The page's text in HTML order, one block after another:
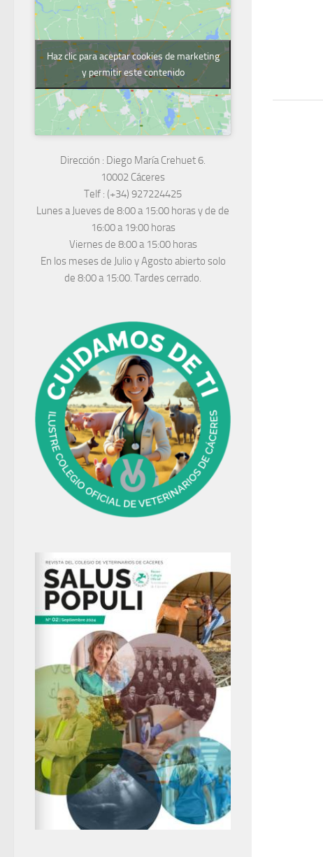
Haz clic para aceptar cookies de marketing
y permitir este contenido
Dirección : Diego María Crehuet 6.
10002 Cáceres
Telf : (+34) 927224425
Lunes a Jueves de 8:00 a 15:00 horas y de de
16:00 a 19:00 horas
Viernes de 8:00 a 15:00 horas
En los meses de Julio y Agosto abierto solo
de 8:00 a 15:00. Tardes cerrado.